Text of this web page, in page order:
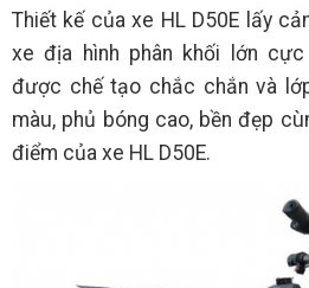
Thiết kế của xe HL D50E lấy
xe địa hình phân khối lớn cực
được chế tạo chắc chắn và
màu, phủ bóng cao, bền đẹp
điểm của xe HL D50E.